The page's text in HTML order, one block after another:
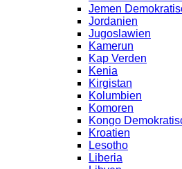
Jemen
Jordanien
Jugoslawien
Kamerun
Kap Verden
Kenia
Kirgistan
Kolumbien
Komoren
Kongo
Kroatien
Lesotho
Liberia